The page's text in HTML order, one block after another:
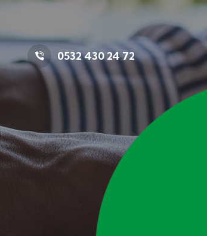
0532 430 24 72